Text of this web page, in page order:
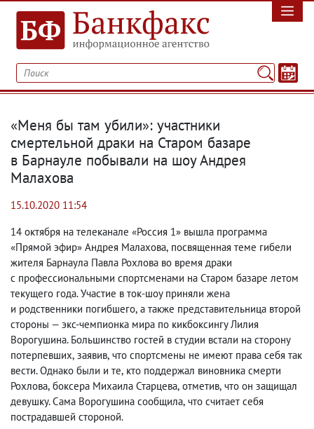
«Меня бы там убили»: участники
смертельной драки на Старом базаре
в Барнауле побывали на шоу Андрея
Малахова
15.10.2020 11:54
14 октября на телеканале «Россия 1» вышла программа
«Прямой эфир» Андрея Малахова, посвященная теме гибели
жителя Барнаула Павла Рохлова во время драки
с профессиональными спортсменами на Старом базаре летом
текущего года. Участие в ток-шоу приняли жена
и родственники погибшего, а также представительница второй
стороны — экс-чемпионка мира по кикбоксингу Лилия
Ворогушина. Большинство гостей в студии встали на сторону
потерпевших, заявив, что спортсмены не имеют права себя так
вести. Однако были и те, кто поддержал виновника смерти
Рохлова, боксера Михаила Старцева, отметив, что он защищал
девушку. Сама Ворогушина сообщила, что считает себя
пострадавшей стороной.